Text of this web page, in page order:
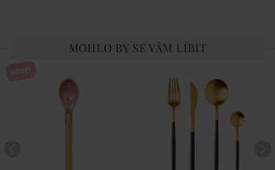
MOHLO BY SE VÁM LÍBIT